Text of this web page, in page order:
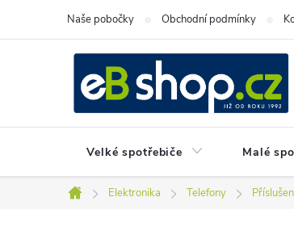
Naše pobočky Obchodní podmínky
Velké spotřebiče Malé
Domů
Elektronika Telefony